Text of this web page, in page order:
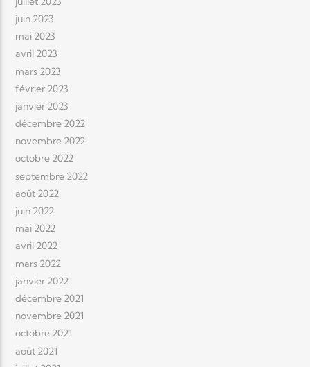
juin 2023
mai 2023
avril 2023
mars 2023
février 2023
janvier 2023
décembre 2022
novembre 2022
octobre 2022
septembre 2022
août 2022
juin 2022
mai 2022
avril 2022
mars 2022
janvier 2022
décembre 2021
novembre 2021
octobre 2021
août 2021